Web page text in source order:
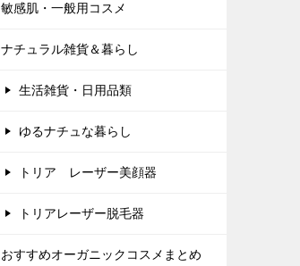
敏感肌・一般用コスメ
ナチュラル雑貨＆暮らし
生活雑貨・日用品類
ゆるナチュな暮らし
トリア レーザー美顔器
トリアレーザー脱毛器
おすすめオーガニックコスメまとめ